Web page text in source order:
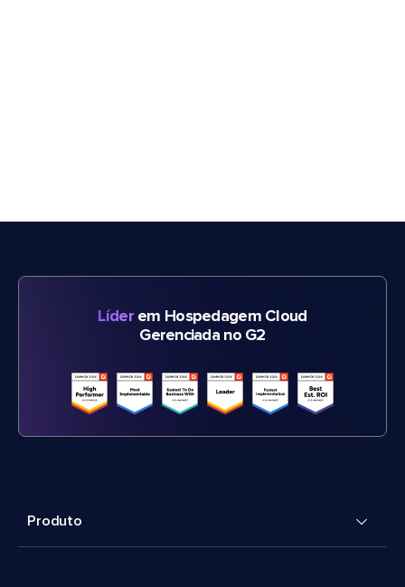
Líderem Hospedagem Cloud
Gerenciada no G2
Produto